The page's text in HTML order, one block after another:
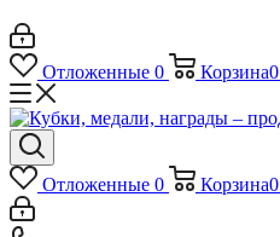
Отложенные 0 Корзина0
Отложенные 0 Корзина0